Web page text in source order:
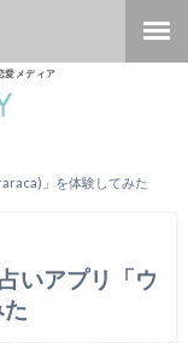
愛メディア
」を体験してみた
いアプリ「ウ